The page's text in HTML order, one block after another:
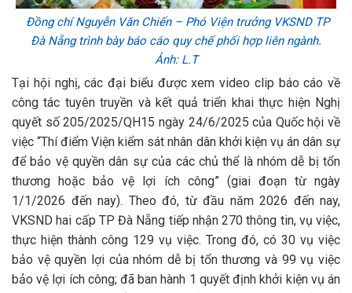
Đồng chí Nguyễn Văn Chiến – Phó Viện trưởng VKSND TP
Đà Nẵng trình bày báo cáo quy chế phối hợp liên ngành.
Ảnh: L.T
Tại hội nghị, các đại biểu được xem video clip báo cáo về
công tác tuyên truyền và kết quả triển khai thực hiện Nghị
quyết số 205/2025/QH15 ngày 24/6/2025 của Quốc hội về
việc “Thí điểm Viện kiểm sát nhân dân khởi kiện vụ án dân sự
để bảo vệ quyền dân sự của các chủ thể là nhóm dễ bị tổn
thương hoặc bảo vệ lợi ích công” (giai đoạn từ ngày
1/1/2026 đến nay). Theo đó, từ đầu năm 2026 đến nay,
VKSND hai cấp TP Đà Nẵng tiếp nhận 270 thông tin, vụ việc,
thực hiện thành công 129 vụ việc. Trong đó, có 30 vụ việc
bảo vệ quyền lợi của nhóm dễ bị tổn thương và 99 vụ việc
bảo vệ lợi ích công; đã ban hành 1 quyết định khởi kiện vụ án